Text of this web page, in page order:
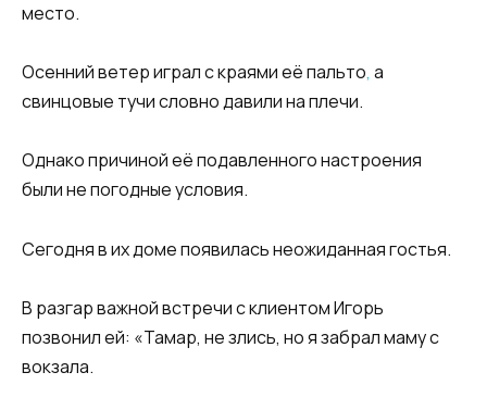
место.
Осенний ветер играл с краями её пальто, а
свинцовые тучи словно давили на плечи.
Однако причиной её подавленного настроения
были не погодные условия.
Сегодня в их доме появилась неожиданная гостья.
В разгар важной встречи с клиентом Игорь
позвонил ей: «Тамар, не злись, но я забрал маму с
вокзала.